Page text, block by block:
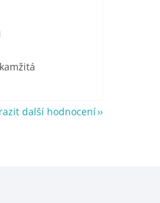
obchodu je 5 z 5 hvězdiček.
další hodnocení